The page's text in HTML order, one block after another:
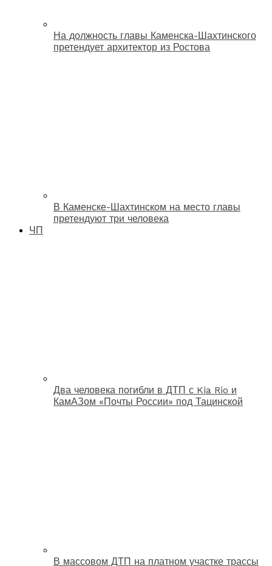
На должность главы Каменска-Шахтинского
претендует архитектор из Ростова
В Каменске-Шахтинском на место главы
претендуют три человека
ЧП
Два человека погибли в ДТП с Kia Rio и
КамАЗом «Почты России» под Тацинской
В массовом ДТП на платном участке трассы